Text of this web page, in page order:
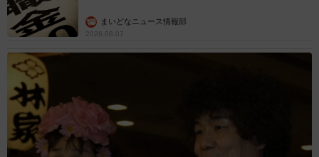
まいどなニュース情報部
2026.08.07